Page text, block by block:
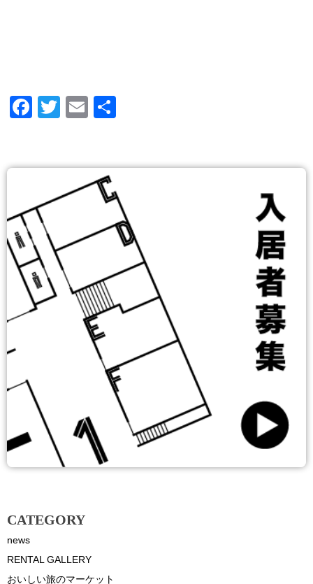
Facebook
TwitterEmail
CATEGORY
news
RENTAL GALLERY
おいしい旅のマーケット